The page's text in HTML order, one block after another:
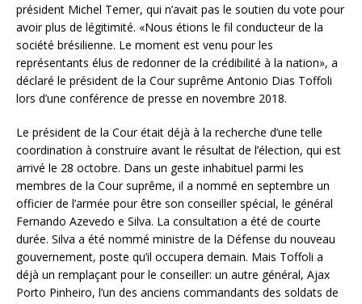
président Michel Temer, qui n’avait pas le soutien du vote pour
avoir plus de légitimité. «Nous étions le fil conducteur de la
société brésilienne. Le moment est venu pour les
représentants élus de redonner de la crédibilité à la nation», a
déclaré le président de la Cour suprême Antonio Dias Toffoli
lors d’une conférence de presse en novembre 2018.
Le président de la Cour était déjà à la recherche d’une telle
coordination à construire avant le résultat de l’élection, qui est
arrivé le 28 octobre. Dans un geste inhabituel parmi les
membres de la Cour suprême, il a nommé en septembre un
officier de l’armée pour être son conseiller spécial, le général
Fernando Azevedo e Silva. La consultation a été de courte
durée. Silva a été nommé ministre de la Défense du nouveau
gouvernement, poste qu’il occupera demain. Mais Toffoli a
déjà un remplaçant pour le conseiller: un autre général, Ajax
Porto Pinheiro, l’un des anciens commandants des soldats de